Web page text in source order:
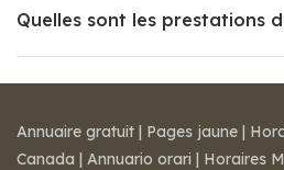
Annuaire gratuit | Pages jaune |
Canada | Annuario orari | Horaires